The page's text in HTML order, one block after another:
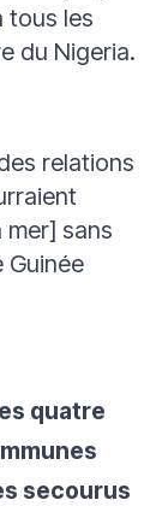
tous les
du Nigeria.
relations
sans
Guinée
quatre
secourus